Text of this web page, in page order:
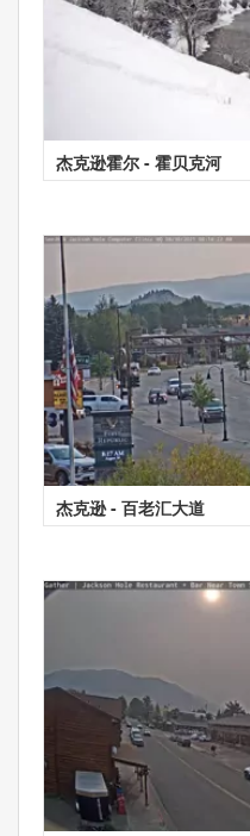
杰克逊霍尔 - 霍贝克河
杰克逊 - 百老汇大道